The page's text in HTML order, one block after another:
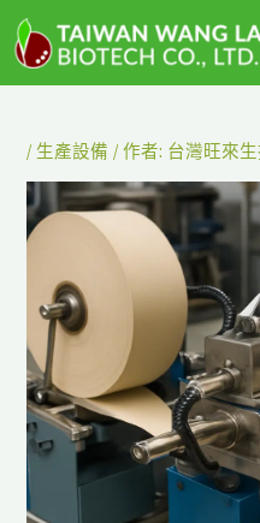
至
主
/ 生產設備 / 作者: 台灣旺來